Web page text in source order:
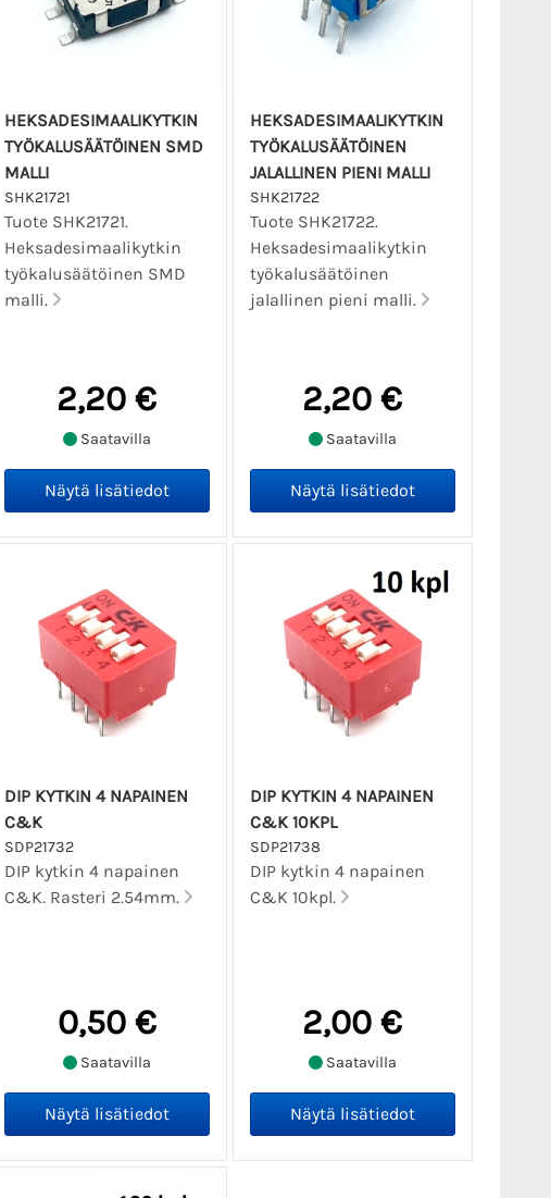
HEKSADESIMAALIKYTKIN
TYÖKALUSÄÄTÖINEN SMD
MALLI
SHK21721
Tuote SHK21721.
Heksadesimaalikytkin
työkalusäätöinen SMD
malli.
2,20 €
Saatavilla
HEKSADESIMAALIKYTKIN
TYÖKALUSÄÄTÖINEN
JALALLINEN PIENI MALLI
SHK21722
Tuote SHK21722.
Heksadesimaalikytkin
työkalusäätöinen
jalallinen pieni malli.
2,20 €
Saatavilla
DIP KYTKIN 4 NAPAINEN
C&K
SDP21732
DIP kytkin 4 napainen
C&K. Rasteri 2.54mm.
0,50 €
Saatavilla
DIP KYTKIN 4 NAPAINEN
C&K 10KPL
SDP21738
DIP kytkin 4 napainen
C&K 10kpl.
2,00 €
Saatavilla